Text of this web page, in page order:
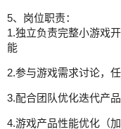
5、岗位职责：
1.独立负责完整小游戏
能
2.参与游戏需求讨论，
3.配合团队优化迭代产品
4.游戏产品性能优化（